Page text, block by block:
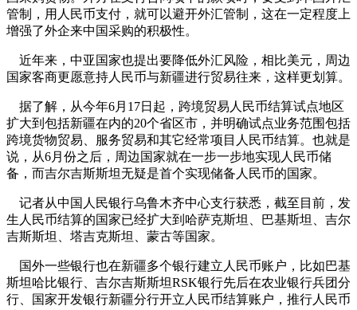
管制，用人民币支付，就可以避开外汇管制，这在一定程度上
增强了外企来中国采购的积极性。
近年来，中亚国家也提出要降低外汇风险，相比美元，周边
国家客商更愿意持人民币与新疆进行贸易往来，这样更划算。
据了解，从今年6月17日起，跨境贸易人民币结算试点地区
扩大到包括新疆在内的20个省区市，并明确试点业务范围包括
跨境货物贸易、服务贸易和其它经常项目人民币结算。也就是
说，从6月份之后，周边国家就在一步一步地实现人民币储
备，而吉尔吉斯斯坦无疑是首个实现储备人民币的国家。
记者从中国人民银行乌鲁木齐中心支行获悉，截至目前，发
生人民币结算的国家已经扩大到哈萨克斯坦、巴基斯坦、吉尔
吉斯斯坦、塔吉克斯坦、蒙古等国家。
国外一些银行也在新疆多个银行建立人民币账户，比如巴基
斯坦哈比银行、吉尔吉斯斯坦RSK银行先后在农业银行兵团分
行、国家开发银行新疆分行开立人民币结算账户，推行人民币